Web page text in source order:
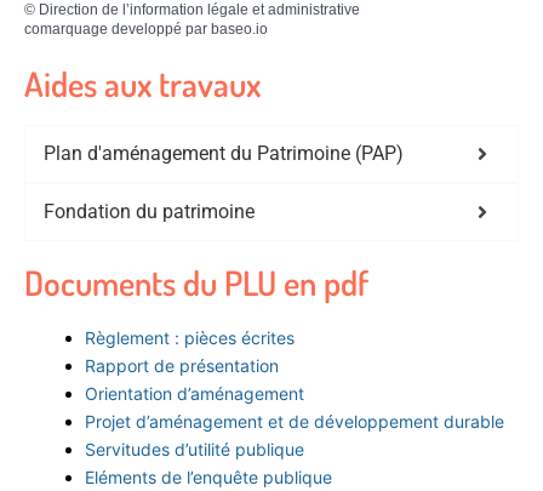
© Direction de l’information légale et administrative
comarquage developpé par baseo.io
Aides aux travaux
Plan d'aménagement du Patrimoine (PAP)
Fondation du patrimoine
Documents du PLU en pdf
Règlement : pièces écrites
Rapport de présentation
Orientation d’aménagement
Projet d’aménagement et de développement durable
Servitudes d’utilité publique
Eléments de l’enquête publique